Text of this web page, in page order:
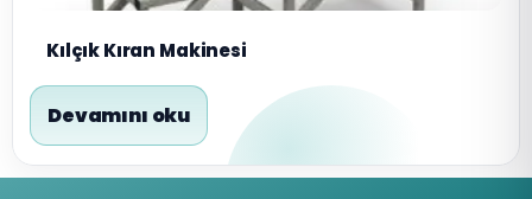
Kılçık Kıran Makinesi
Devamını oku